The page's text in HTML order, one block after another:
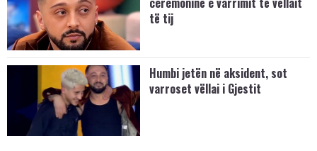
të tij
Humbi jetën në aksident, sot
varroset vëllai i Gjestit